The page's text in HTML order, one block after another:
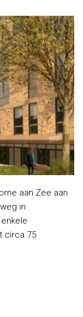
aan Zee aan
in
circa 75